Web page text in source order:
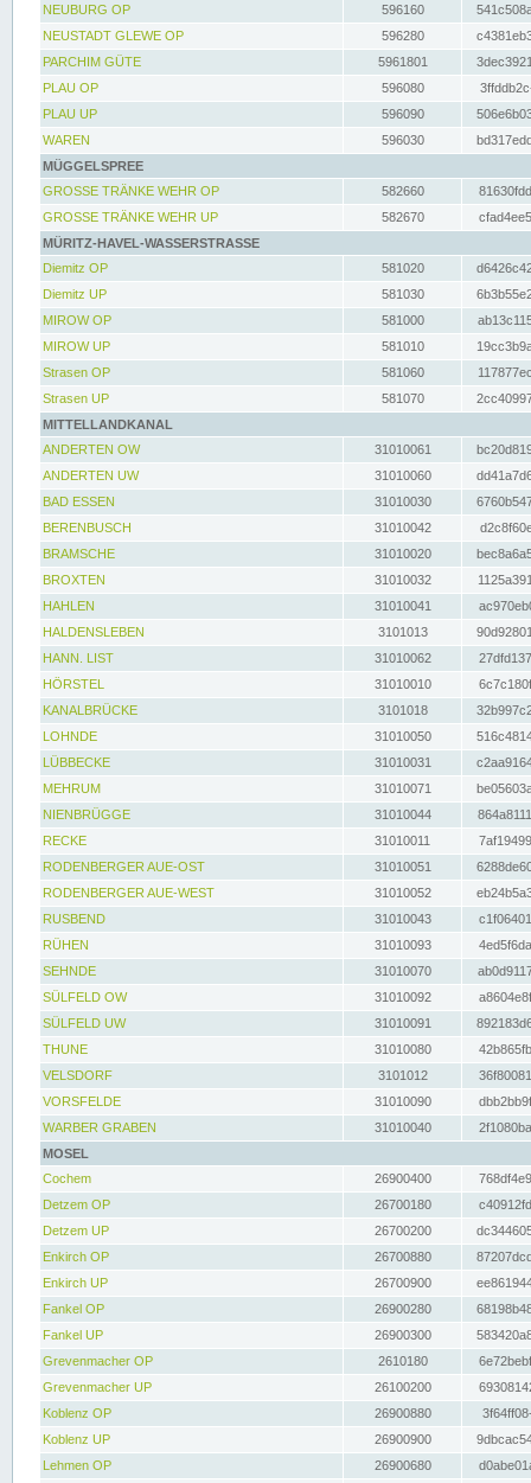
NEUBURG OP
596160
NEUSTADT GLEWE OP
596280
PARCHIM GÜTE
5961801
PLAU OP
596080
PLAU UP
596090
WAREN
596030
MÜGGELSPREE
GROSSE TRÄNKE WEHR OP
582660
GROSSE TRÄNKE WEHR UP
582670
MÜRITZ-HAVEL-WASSERSTRASSE
Diemitz OP
581020
Diemitz UP
581030
MIROW OP
581000
MIROW UP
581010
Strasen OP
581060
Strasen UP
581070
MITTELLANDKANAL
ANDERTEN OW
31010061
ANDERTEN UW
31010060
BAD ESSEN
31010030
BERENBUSCH
31010042
BRAMSCHE
31010020
BROXTEN
31010032
HAHLEN
31010041
HALDENSLEBEN
3101013
HANN. LIST
31010062
HÖRSTEL
31010010
KANALBRÜCKE
3101018
LOHNDE
31010050
LÜBBECKE
31010031
MEHRUM
31010071
NIENBRÜGGE
31010044
RECKE
31010011
RODENBERGER AUE-OST
31010051
RODENBERGER AUE-WEST
31010052
RUSBEND
31010043
RÜHEN
31010093
SEHNDE
31010070
SÜLFELD OW
31010092
SÜLFELD UW
31010091
THUNE
31010080
VELSDORF
3101012
VORSFELDE
31010090
WARBER GRABEN
31010040
MOSEL
Cochem
26900400
Detzem OP
26700180
Detzem UP
26700200
Enkirch OP
26700880
Enkirch UP
26700900
Fankel OP
26900280
Fankel UP
26900300
Grevenmacher OP
2610180
Grevenmacher UP
26100200
Koblenz OP
26900880
Koblenz UP
26900900
Lehmen OP
26900680